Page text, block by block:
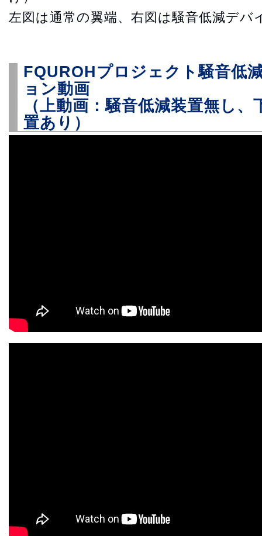
左図は通常の翼端、右図は騒音低減デバ
FQUROHプロジェクト騒音低
ョン動画
（上動画：騒音低減装置無し
置あり）